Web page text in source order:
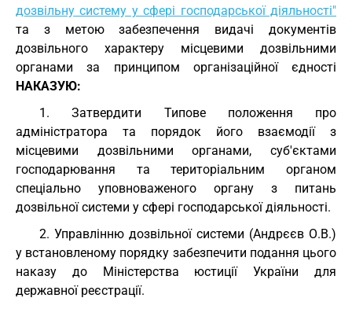
дозвільну систему у сфері господарської діяльності"
та з метою забезпечення видачі документів
дозвільного характеру місцевими дозвільними
органами за принципом організаційної єдності
НАКАЗУЮ:
1. Затвердити Типове положення про
адміністратора та порядок його взаємодії з
місцевими дозвільними органами, суб'єктами
господарювання та територіальним органом
спеціально уповноваженого органу з питань
дозвільної системи у сфері господарської діяльності.
2. Управлінню дозвільної системи (Андрєєв О.В.)
у встановленому порядку забезпечити подання цього
наказу до Міністерства юстиції України для
державної реєстрації.